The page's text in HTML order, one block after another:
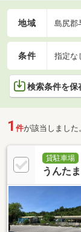
地域 島尻郡
条件 指定な
検索条件を保
1 件が該当しました
貸駐車場
うんた